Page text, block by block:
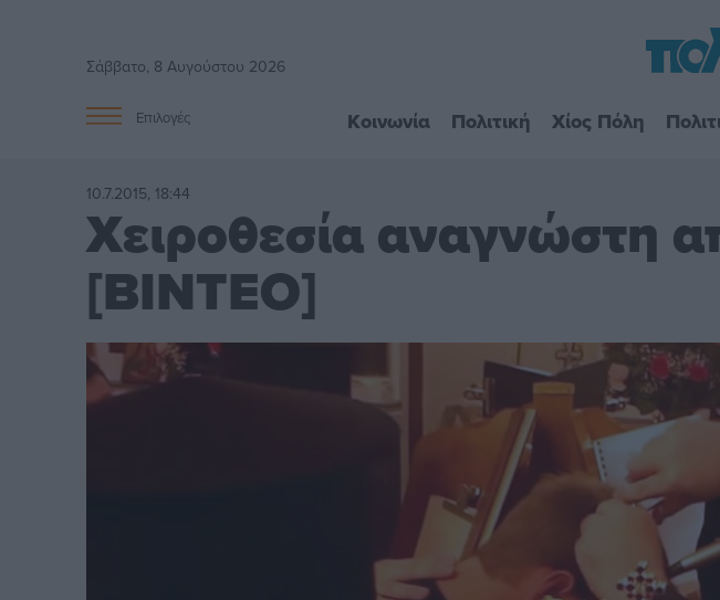
Σάββατο, 8 Αυγούστου 2026
Επιλογές Κοινωνία Πολιτική Χίος Πόλη
10.7.2015, 18:44
Χειροθεσία αναγνώστη
[BINTEO]